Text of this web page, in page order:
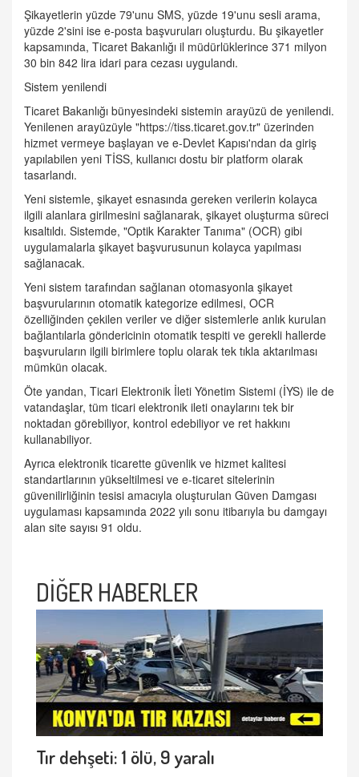
Şikayetlerin yüzde 79'unu SMS, yüzde 19'unu sesli arama,
yüzde 2'sini ise e-posta başvuruları oluşturdu. Bu şikayetler
kapsamında, Ticaret Bakanlığı il müdürlüklerince 371 milyon
30 bin 842 lira idari para cezası uygulandı.
Sistem yenilendi
Ticaret Bakanlığı bünyesindeki sistemin arayüzü de yenilendi.
Yenilenen arayüzüyle "https://tiss.ticaret.gov.tr" üzerinden
hizmet vermeye başlayan ve e-Devlet Kapısı'ndan da giriş
yapılabilen yeni TİSS, kullanıcı dostu bir platform olarak
tasarlandı.
Yeni sistemle, şikayet esnasında gereken verilerin kolayca
ilgili alanlara girilmesini sağlanarak, şikayet oluşturma süreci
kısaltıldı. Sistemde, "Optik Karakter Tanıma" (OCR) gibi
uygulamalarla şikayet başvurusunun kolayca yapılması
sağlanacak.
Yeni sistem tarafından sağlanan otomasyonla şikayet
başvurularının otomatik kategorize edilmesi, OCR
özelliğinden çekilen veriler ve diğer sistemlerle anlık kurulan
bağlantılarla göndericinin otomatik tespiti ve gerekli hallerde
başvuruların ilgili birimlere toplu olarak tek tıkla aktarılması
mümkün olacak.
Öte yandan, Ticari Elektronik İleti Yönetim Sistemi (İYS) ile de
vatandaşlar, tüm ticari elektronik ileti onaylarını tek bir
noktadan görebiliyor, kontrol edebiliyor ve ret hakkını
kullanabiliyor.
Ayrıca elektronik ticarette güvenlik ve hizmet kalitesi
standartlarının yükseltilmesi ve e-ticaret sitelerinin
güvenilirliğinin tesisi amacıyla oluşturulan Güven Damgası
uygulaması kapsamında 2022 yılı sonu itibarıyla bu damgayı
alan site sayısı 91 oldu.
DİĞER HABERLER
Tır dehşeti: 1 ölü, 9 yaralı